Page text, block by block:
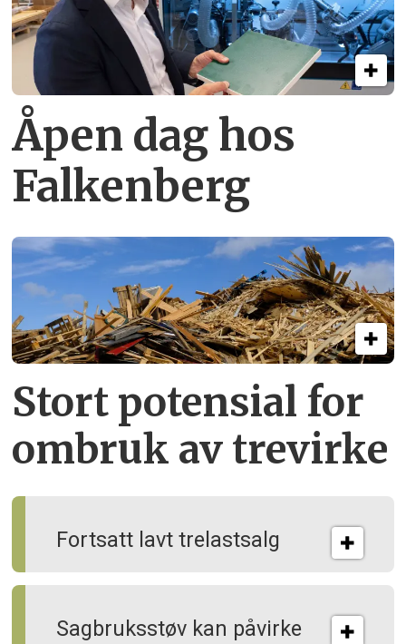
Åpen dag hos
Falkenberg
Stort potensial for
ombruk av tre­virke
Fortsatt lavt trelastsalg
Sagbruksstøv kan på­virke